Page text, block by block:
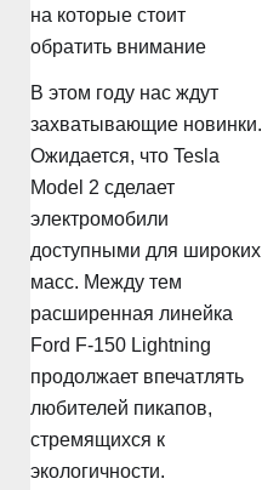
на которые стоит
обратить внимание
В этом году нас ждут
захватывающие новинки.
Ожидается, что Tesla
Model 2 сделает
электромобили
доступными для широких
масс. Между тем
расширенная линейка
Ford F-150 Lightning
продолжает впечатлять
любителей пикапов,
стремящихся к
экологичности.